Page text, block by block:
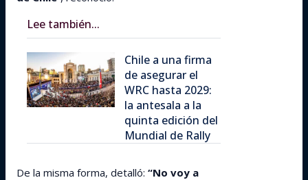
Lee también...
Chile a una firma
de asegurar el
WRC hasta 2029:
la antesala a la
quinta edición del
Mundial de Rally
De la misma forma, detalló: “No voy a